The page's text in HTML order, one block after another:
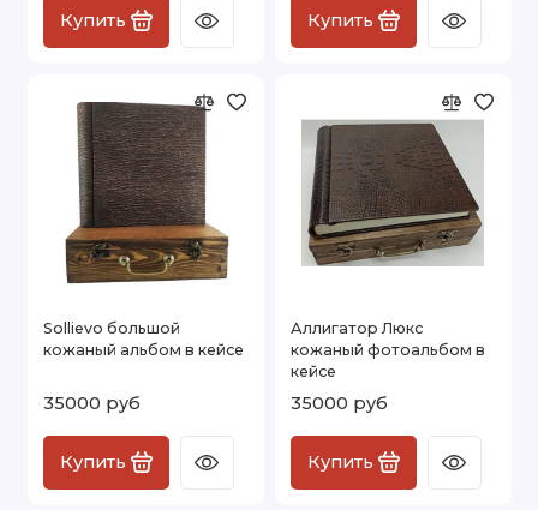
Купить Купить
Sollievo большой
кожаный альбом в кейсе
35000 руб
Купить
Аллигатор Люкс
кожаный фотоальбом в
кейсе
35000 руб
Купить